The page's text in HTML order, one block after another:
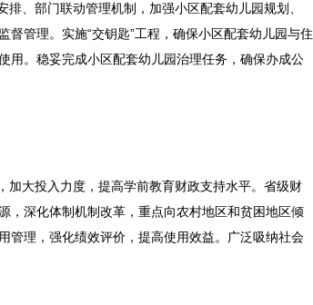
部门联动管理机制，加强小区配套幼儿园规划、
管理。实施“交钥匙”工程，确保小区配套幼儿园与住
用。稳妥完成小区配套幼儿园治理任务，确保办成公
大投入力度，提高学前教育财政支持水平。省级财
，深化体制机制改革，重点向农村地区和贫困地区倾
管理，强化绩效评价，提高使用效益。广泛吸纳社会